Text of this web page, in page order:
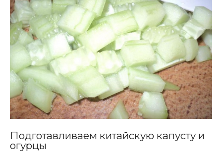
Подготавливаем китайскую капусту и
огурцы